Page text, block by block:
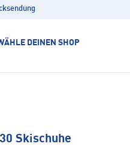
DEINEN SHOP
Skischuhe